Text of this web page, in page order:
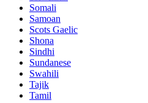
Somali
Samoan
Scots Gaelic
Shona
Sindhi
Sundanese
Swahili
Tajik
Tamil